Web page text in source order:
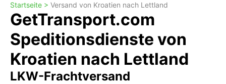
Startseite > Versand von Kroatien nach Lettland
GetTransport.com
Speditionsdienste von
Kroatien nach Lettland
LKW-Frachtversand